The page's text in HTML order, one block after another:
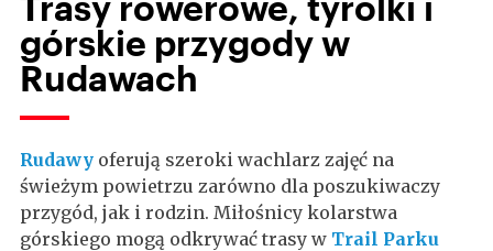
górskie przygody w
Rudawach
Rudawy oferują szeroki wachlarz zajęć na
świeżym powietrzu zarówno dla poszukiwaczy
przygód, jak i rodzin. Miłośnicy kolarstwa
górskiego mogą odkrywać trasy w Trail Parku